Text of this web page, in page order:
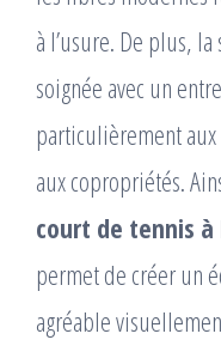
à l’usure. De plus,
soignée avec un
particulièrement
aux copropriétés.
court de tennis à
permet de créer un
agréable